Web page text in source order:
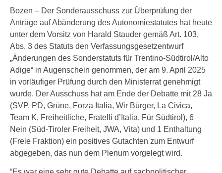
Bozen – Der Sonderausschuss zur Überprüfung der
Anträge auf Abänderung des Autonomiestatutes hat heute
unter dem Vorsitz von Harald Stauder gemäß Art. 103,
Abs. 3 des Statuts den Verfassungsgesetzentwurf
„Änderungen des Sonderstatuts für Trentino-Südtirol/Alto
Adige“ in Augenschein genommen, der am 9. April 2025
in vorläufiger Prüfung durch den Ministerrat genehmigt
wurde. Der Ausschuss hat am Ende der Debatte mit 28 Ja
(SVP, PD, Grüne, Forza Italia, Wir Bürger, La Civica,
Team K, Freiheitliche, Fratelli d’Italia, Für Südtirol), 6
Nein (Süd-Tiroler Freiheit, JWA, Vita) und 1 Enthaltung
(Freie Fraktion) ein positives Gutachten zum Entwurf
abgegeben, das nun dem Plenum vorgelegt wird.